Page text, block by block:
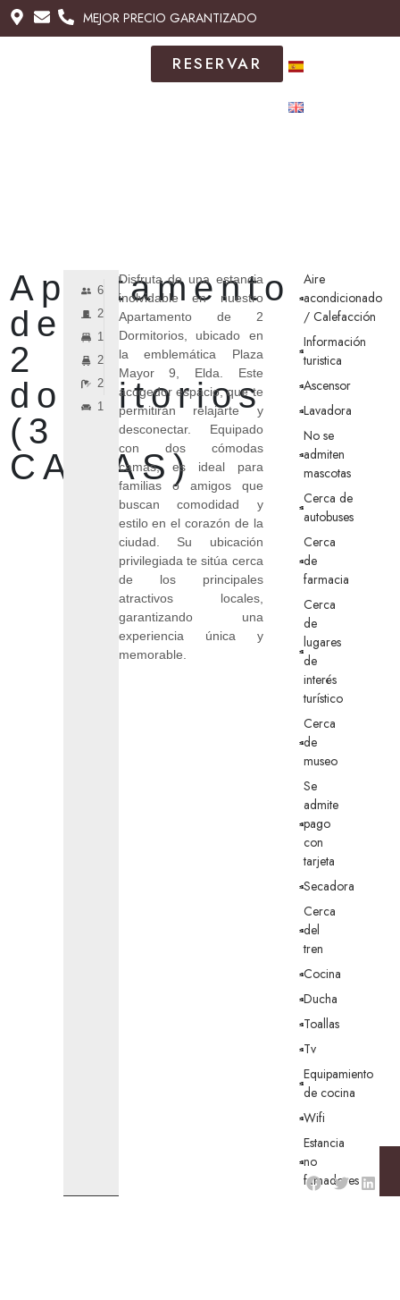
MEJOR PRECIO GARANTIZADO
RESERVAR
MEJOR PRECIO GARANTIZADO
RESERVAR
Apartamento
de
2
dormitorios
(3
CAMAS)
6
2
1
2
2
1
Disfruta de una estancia
inolvidable en nuestro
Apartamento de 2
Dormitorios, ubicado en
la emblemática Plaza
Mayor 9, Elda. Este
acogedor espacio, que te
permitirán relajarte y
desconectar. Equipado
con dos cómodas
camas, es ideal para
familias o amigos que
buscan comodidad y
estilo en el corazón de la
ciudad. Su ubicación
privilegiada te sitúa cerca
de los principales
atractivos locales,
garantizando una
experiencia única y
memorable.
Aire
acondicionado
/ Calefacción
Información
turistica
Ascensor
Lavadora
No se
admiten
mascotas
Cerca de
autobuses
Cerca
de
farmacia
Cerca
de
lugares
de
interés
turístico
Cerca
de
museo
Se
admite
pago
con
tarjeta
Secadora
Cerca
del
tren
Cocina
Ducha
Toallas
Tv
Equipamiento
de cocina
Wifi
Estancia
no
fumadores